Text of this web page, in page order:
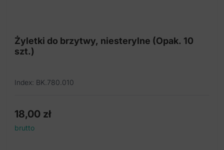
Dłutka ze stali nierdzewnej
Ekskawatory do paznokci
Kleszcze do ortotyki
Kleszczyki naczyniowe
Żyletki do brzytwy, niesterylne (Opak. 10
szt.)
Index: BK.780.010
18,00 zł
brutto